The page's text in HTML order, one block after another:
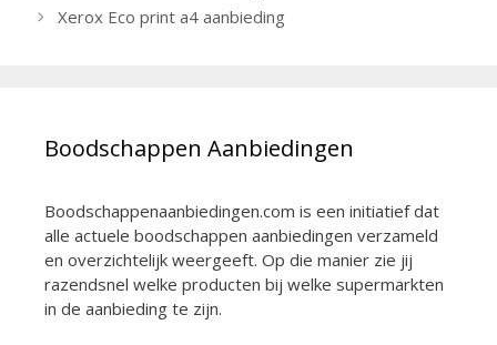
Xerox Eco print a4 aanbieding
Boodschappen Aanbiedingen
Boodschappenaanbiedingen.com is een initiatief dat
alle actuele boodschappen aanbiedingen verzameld
en overzichtelijk weergeeft. Op die manier zie jij
razendsnel welke producten bij welke supermarkten
in de aanbieding te zijn.